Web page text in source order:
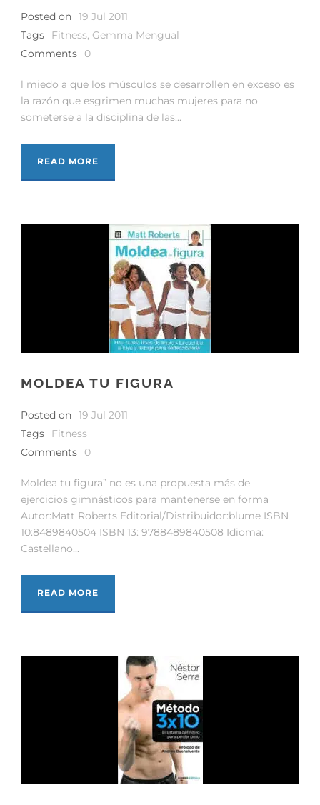
Posted on 19 Jul 2011
Tags
Fitness, Gemma Mengual
Comments
0
l miedo a que los músculos se desarrollen en exceso es
la razón que esgrimen muchas mujeres para no
someterse a la disciplina de las...
READ MORE
MOLDEA TU FIGURA
Posted on 19 Jul 2011
Tags
Fitness
Comments
0
Moldea tu figura” no es una propuesta más de
ejercicios gimnásticos para mantenerse en forma
Autor:Matt Roberts Editorial/Distribuidor:blume ISBN
10:8489840504 ISBN 13: 9788489840508 Idioma:
Castellano...
READ MORE